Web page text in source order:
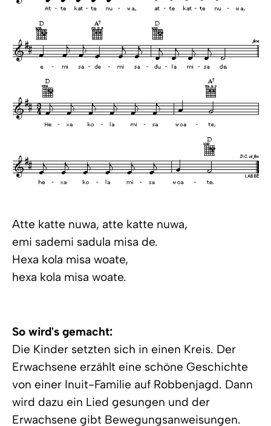
Atte katte nuwa, atte katte nuwa,
emi sademi sadula misa de.
Hexa kola misa woate,
hexa kola misa woate.
So wird's gemacht:
Die Kinder setzten sich in einen Kreis. Der
Erwachsene erzählt eine schöne Geschichte
von einer Inuit-Familie auf Robbenjagd. Dann
wird dazu ein Lied gesungen und der
Erwachsene gibt Bewegungsanweisungen.